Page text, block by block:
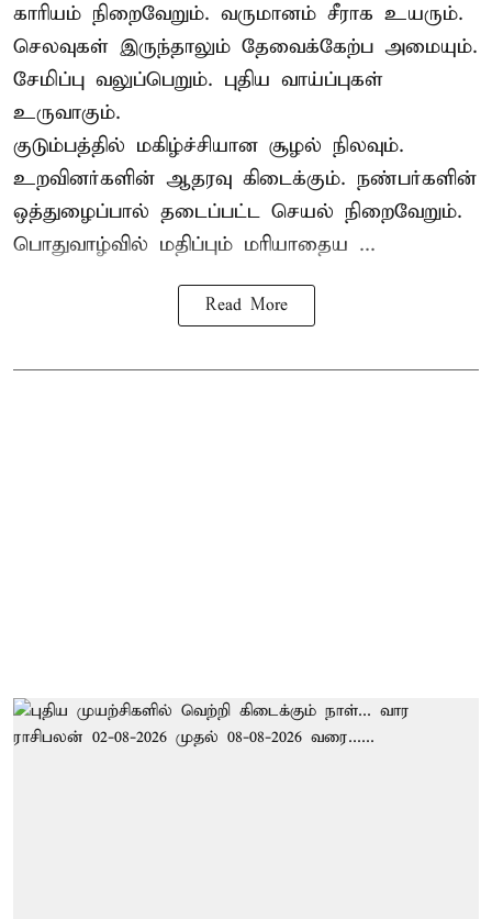
காரியம் நிறைவேறும். வருமானம் சீராக உயரும்.
செலவுகள் இருந்தாலும் தேவைக்கேற்ப அமையும்.
சேமிப்பு வலுப்பெறும். புதிய வாய்ப்புகள்
உருவாகும்.
குடும்பத்தில் மகிழ்ச்சியான சூழல் நிலவும்.
உறவினர்களின் ஆதரவு கிடைக்கும். நண்பர்களின்
ஒத்துழைப்பால் தடைப்பட்ட செயல் நிறைவேறும்.
பொதுவாழ்வில் மதிப்பும் மரியாதைய ...
Read More